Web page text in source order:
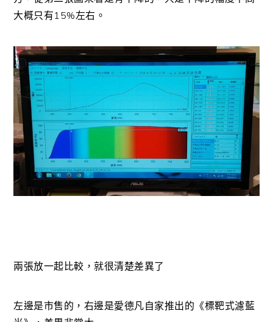
大概只有15%左右。
兩張放一起比較，就很清楚差異了
左邊是市售的，右邊是愛德凡自家推出的《標靶式濾藍